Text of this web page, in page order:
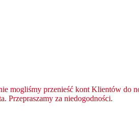
mogliśmy przenieść kont Klientów do
Przepraszamy za niedogodności.